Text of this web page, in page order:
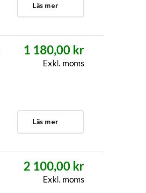
Läs mer
1 180,00 kr
Exkl. moms
Läs mer
2 100,00 kr
Exkl. moms